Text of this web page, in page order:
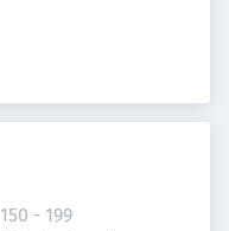
150 - 199